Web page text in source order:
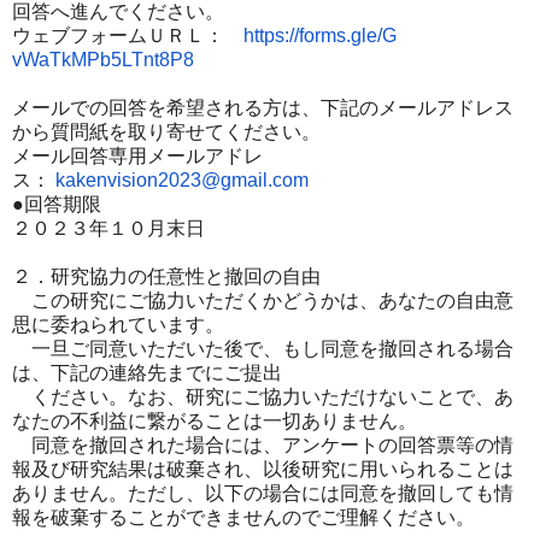
回答へ進んでください。
ウェブフォームＵＲＬ：
https://forms.gle/G
vWaTkMPb5LTnt8P8
メールでの回答を希望される方は、下記のメールアドレス
から質問紙を取り寄せてく ださい。
メール回答専用メールアドレ
ス：
kakenvision2023@gmail.com
●回答期限
２０２３年１０月末日
２．研究協力の任意性と撤回の自由
この研究にご協力いただくかどうかは、あなたの自由意
思に委ねられています。
一旦ご同意いただいた後で、もし同意を撤回される場合
は、下記の連絡先までにご提出
ください。なお、研究にご協力いただけないことで、あ
なたの不利 益に繋がることは一切ありません。
同意を撤回された場合には、アンケートの回答票等の情
報及び研究結果は破棄され、以後研究に用いられることは
ありません。ただし、以下の場合には同意を撤回しても情
報を破棄することができませんのでご理解ください。